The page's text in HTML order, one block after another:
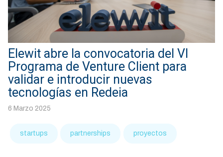
Elewit abre la convocatoria del VI
Programa de Venture Client para
validar e introducir nuevas
tecnologías en Redeia
6 Marzo 2025
startups partnerships proyectos